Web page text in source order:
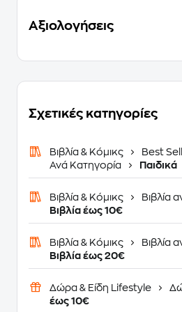
Αξιολογήσεις
Σχετικές κατηγορίες
Βιβλία & Κόμικς
Best
Ανά Κατηγορία
Παιδικά
Βιβλία & Κόμικς
Βιβλία
Βιβλία έως 10€
Βιβλία & Κόμικς
Βιβλία
Βιβλία έως 20€
Δώρα & Είδη Lifestyle
έως 10€